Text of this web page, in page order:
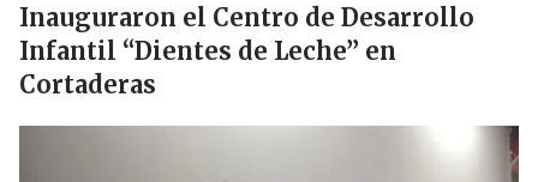
Inauguraron el Centro de Desarrollo
Infantil “Dientes de Leche” en
Cortaderas